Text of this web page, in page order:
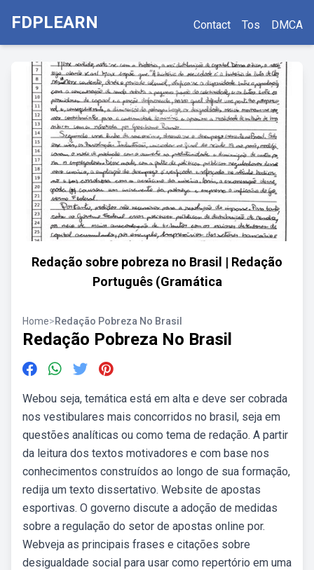
FDPLEARN Contact Tos DMCA
Redação sobre pobreza no Brasil | Redação
Português (Gramática
Home>Redação Pobreza No Brasil
Redação Pobreza No Brasil
Webou seja, temática está em alta e deve ser cobrada
nos vestibulares mais concorridos no brasil, seja em
questões analíticas ou como tema de redação. A partir
da leitura dos textos motivadores e com base nos
conhecimentos construídos ao longo de sua formação,
redija um texto dissertativo. Website de apostas
esportivas. O governo discute a adoção de medidas
sobre a regulação do setor de apostas online por.
Webveja as principais frases e citações sobre
desigualdade social para usar como repertório em uma